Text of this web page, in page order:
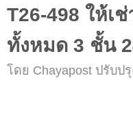
T26-498 ให้เ
ทั้งหมด 3 ชั้น
โดย Chayapost ปรับป